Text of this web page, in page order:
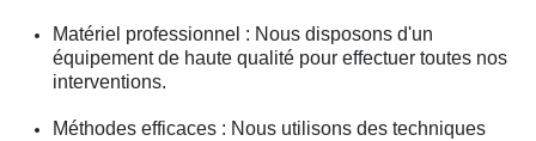
Matériel professionnel : Nous disposons d'un
équipement de haute qualité pour effectuer toutes nos
interventions.
Méthodes efficaces : Nous utilisons des techniques